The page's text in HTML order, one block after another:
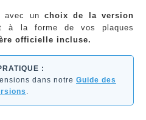
avec un choix de la version
à la forme de vos plaques
officielle incluse.
:
dans notre Guide des
.